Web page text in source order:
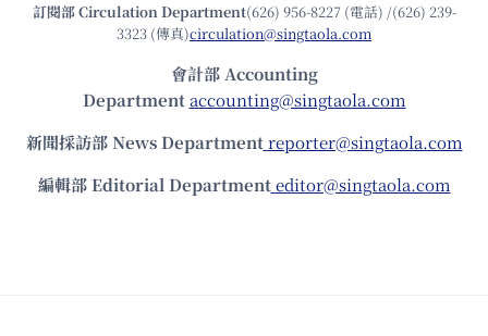
訂閱部 Circulation Department(626) 956-8227 (電話) /(626) 239-
3323 (傳真)circulation@singtaola.com
會計部 Accounting
Department accounting@singtaola.com
新聞採訪部 News Department reporter@singtaola.com
編輯部 Editorial Department editor@singtaola.com